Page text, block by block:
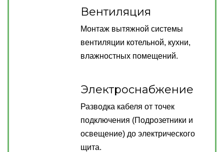
Вентиляция
Монтаж вытяжной системы
вентиляции котельной, кухни,
влажностных помещений.
Электроснабжение
Разводка кабеля от точек
подключения (Подрозетники и
освещение) до электрического
щита.